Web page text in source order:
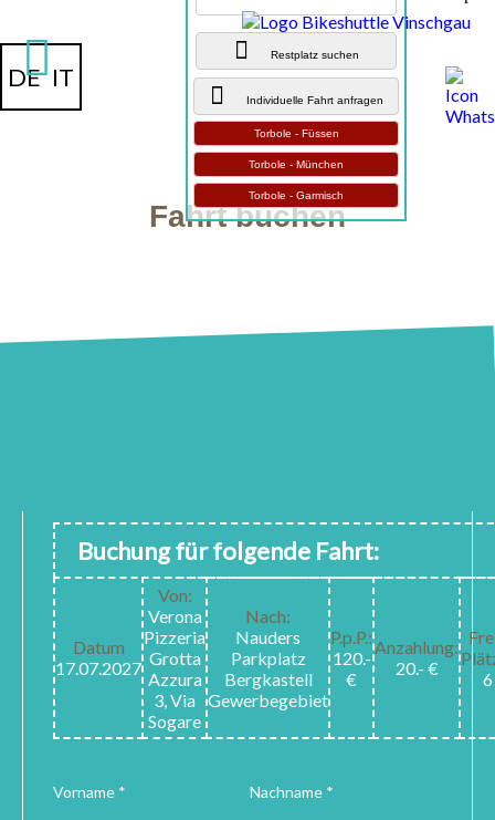
DE IT
Restplatz suchen
Individuelle Fahrt anfragen
Torbole - Füssen
Torbole - München
Torbole - Garmisch
Fahrt buchen
Buchung für folgende Fahrt:
Datum
17.07.2027
Von:
Verona
Pizzeria
Grotta
Azzura
3, Via
Sogare
Nach:
Nauders
Parkplatz
Bergkastell
Gewerbegebiet
P.p.P.:
120.-
€
Anzahlung:
20.- €
6
Vorname * Nachname *